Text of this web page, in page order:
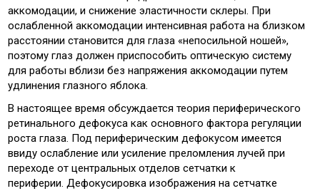
аккомодации, и снижение эластичности склеры. При
ослабленной аккомодации интенсивная работа на близком
расстоянии становится для глаза «непосильной ношей»,
поэтому глаз должен приспособить оптическую систему
для работы вблизи без напряжения аккомодации путем
удлинения глазного яблока.
В настоящее время обсуждается теория периферического
ретинального дефокуса как основного фактора регуляции
роста глаза. Под периферическим дефокусом имеется
ввиду ослабление или усиление преломления лучей при
переходе от центральных отделов сетчатки к
периферии. Дефокусировка изображения на сетчатке